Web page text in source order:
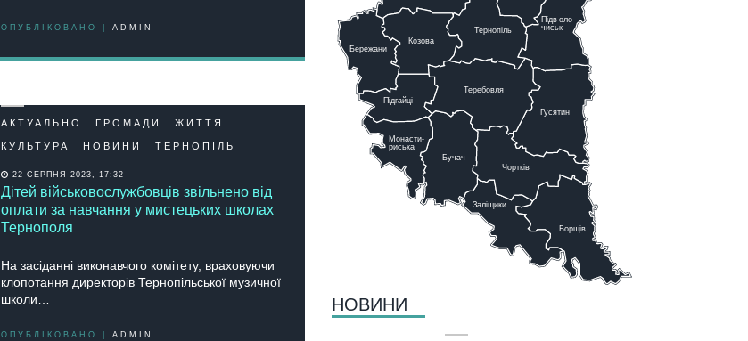
ОПУБЛІКОВАНО | ADMIN
АКТУАЛЬНО ГРОМАДИ ЖИТТЯ
КУЛЬТУРА НОВИНИ ТЕРНОПІЛЬ
22 СЕРПНЯ 2023, 17:32
Дітей військовослужбовців звільнено від
оплати за навчання у мистецьких школах
Тернополя
На засіданні виконавчого комітету, враховуючи
клопотання директорів Тернопільської музичної
школи…
ОПУБЛІКОВАНО | ADMIN
Тернопіль
Теребовля
Бучач
Заліщики
Борщів
Чортків
Гусятин
Підволо-
чиськ
Козова
Бережани
Підгайці
Монасти-
риська
НОВИНИ